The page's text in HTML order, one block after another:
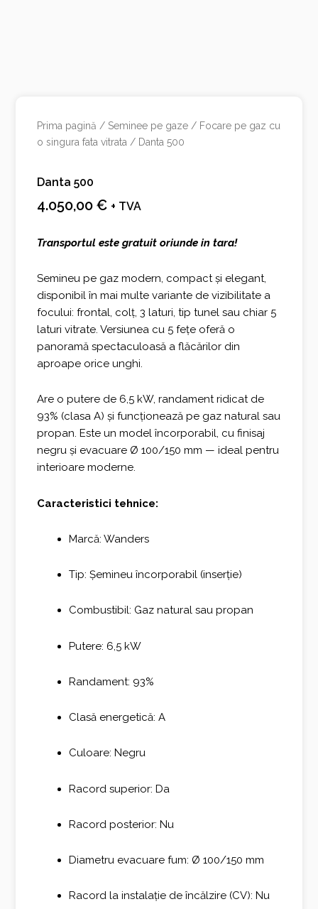
Prima pagină / Seminee pe gaze / Focare pe gaz cu
o singura fata vitrata / Danta 500
Danta 500
4.050,00€ + TVA
Transportul este gratuit oriunde in tara!
Semineu pe gaz modern, compact și elegant,
disponibil în mai multe variante de vizibilitate a
focului: frontal, colț, 3 laturi, tip tunel sau chiar 5
laturi vitrate. Versiunea cu 5 fețe oferă o
panoramă spectaculoasă a flăcărilor din
aproape orice unghi.
Are o putere de 6,5 kW, randament ridicat de
93% (clasa A) și funcționează pe gaz natural sau
propan. Este un model încorporabil, cu finisaj
negru și evacuare Ø 100/150 mm — ideal pentru
interioare moderne.
Caracteristici tehnice:
Marcă: Wanders
Tip: Șemineu încorporabil (inserție)
Combustibil: Gaz natural sau propan
Putere: 6,5 kW
Randament: 93%
Clasă energetică: A
Culoare: Negru
Racord superior: Da
Racord posterior: Nu
Diametru evacuare fum: Ø 100/150 mm
Racord la instalație de încălzire (CV): Nu